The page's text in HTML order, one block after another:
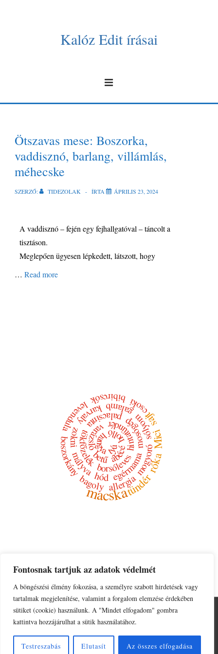
Fontosnak tartjuk az adatok védelmét
A böngészési élmény fokozása, a személyre szabott hirdetések vagy
tartalmak megjelenítése, valamint a forgalom elemzése érdekében
sütiket (cookie) használunk. A "Mindet elfogadom" gombra
kattintva hozzájárulhat a sütik használatához.
Testreszabás Elutasít Az összes elfogadása
Kalóz Edit írásai
Ötszavas mese: Boszorka,
vaddisznó, barlang, villámlás,
méhecske
SZERZŐ: TIDEZOLAK ÍRTA ÁPRILIS 23, 2024
A vaddisznó – fején egy fejhallgatóval – táncolt a
tisztáson.
Meglepően ügyesen lépkedett, látszott, hogy
… Read more
macskatündér
róka
Mici
sajt
csoki
bibircsók
levendula
boszorkány
bagolyallergia
mogyoró
sólyom
galamb
karvaly
zokni
mályvahód egérmama
mosógép
palacsinta
tökfőzelékborsóleves
hintatündér
varázsló
betűábécé
holló
hangyatyúk
Adatkezelési tájékoztató Impresszum
© 2026Kalóz Edit írásai | Powered by Responsive Theme